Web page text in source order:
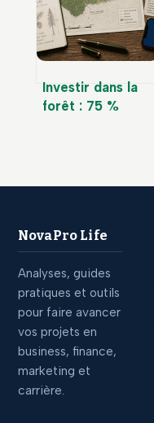
Investir dans la
forêt : 75 %
NovaPro Life
Analyses, guides
pratiques et outils
pour faire avancer
vos projets en
business, finance,
marketing et
carrière.